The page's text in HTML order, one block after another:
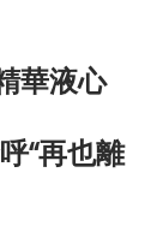
華液心
“再也離